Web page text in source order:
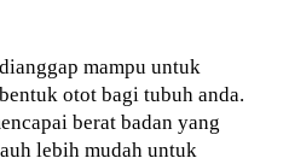
mampu untuk
otot bagi tubuh anda.
berat badan yang
lebih mudah untuk